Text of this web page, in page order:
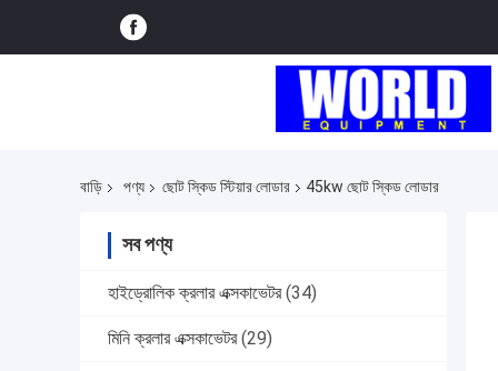
বাড়ি পণ্য ছোট স্কিড স্টিয়ার লোডার 45kw ছোট স্কিড লোডার
সব পণ্য
হাইড্রোলিক ক্রলার এক্সকাভেটর (34)
মিনি ক্রলার এক্সকাভেটর (29)